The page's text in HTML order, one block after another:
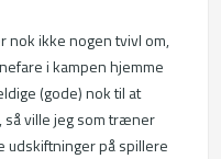
nok ikke nogen tvivl om,
i kampen hjemme
(gode) nok til at
ville jeg som træner
udskiftninger på spillere